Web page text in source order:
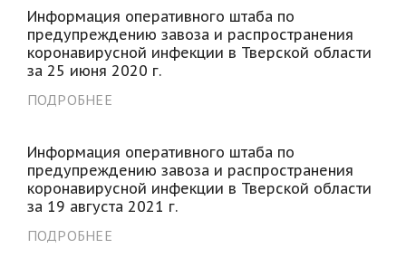
Информация оперативного штаба по
предупреждению завоза и распространения
коронавирусной инфекции в Тверской области
за 25 июня 2020 г.
ПОДРОБНЕЕ
Информация оперативного штаба по
предупреждению завоза и распространения
коронавирусной инфекции в Тверской области
за 19 августа 2021 г.
ПОДРОБНЕЕ